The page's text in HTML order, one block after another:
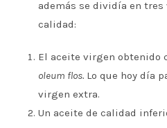
además se dividía en tres
calidad:
El aceite virgen obtenido
oleum flos. Lo que hoy día
virgen extra.
Un aceite de calidad